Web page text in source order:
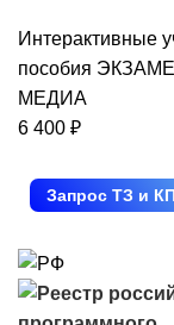
Интерактивные
пособия
МЕДИА
6 400 ₽
Запрос ТЗ и КП